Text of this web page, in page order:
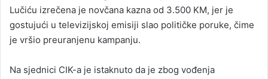
Lučiću izrečena je novčana kazna od 3.500 KM, jer je
gostujući u televizijskoj emisiji slao političke poruke, čime
je vršio preuranjenu kampanju.
Na sjednici CIK-a je istaknuto da je zbog vođenja